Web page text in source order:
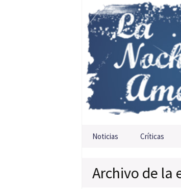
Saltar al contenido
Noticias Críticas
Archivo de la